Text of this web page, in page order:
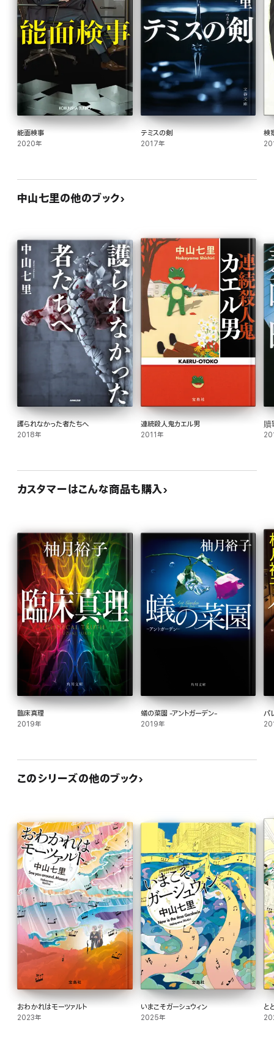
能面検事
2020年
テミスの剣
2017年
検
中山七里の他のブック
護られなかった者たちへ
2018年
連続殺人鬼カエル男
2011年
贖
カスタマーはこんな商品も購入
臨床真理
2019年
蟻の菜園 ‐アントガーデン‐
2019年
パ
このシリーズの他のブック
おわかれはモーツァルト
2023年
いまこそガーシュウィン
2025年
と